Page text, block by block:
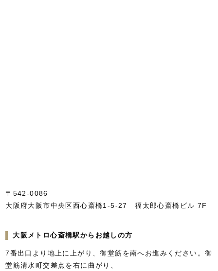
〒542-0086
大阪府大阪市中央区西心斎橋1-5-27 福太郎心斎橋ビル 7F
大阪メトロ心斎橋駅からお越しの方
7番出口より地上に上がり、御堂筋を南へお進みください。御
堂筋清水町交差点を右に曲がり、